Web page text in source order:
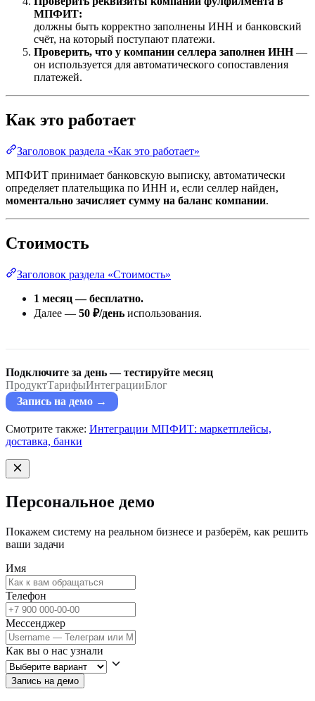
МПФИТ:
должны быть корректно заполнены ИНН и банковский
счёт, на который поступают платежи.
Проверить, что у компании селлера заполнен ИНН—
он используется для автоматического сопоставления
платежей.
Как это работает
Заголовок раздела «Как это работает»
МПФИТ принимает банковскую выписку, автоматически
определяет плательщика по ИНН и, если селлер найден,
моментально зачисляет сумму на баланс компании.
Стоимость
Заголовок раздела «Стоимость»
1 месяц — бесплатно.
Далее — 50 ₽/день использования.
Подключите за день — тестируйте месяц
ПродуктТарифыИнтеграцииБлог
Запись на демо →
Смотрите также: Интеграции МПФИТ: маркетплейсы,
доставка, банки
Персональное демо
Покажем систему на реальном бизнесе и разберём, как решить
ваши задачи
Имя
Телефон
Мессенджер
Как вы о нас узнали
Запись на демо